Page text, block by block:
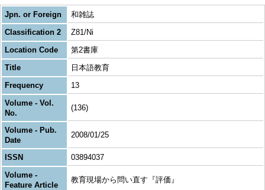
Jpn. or Foreign
和雑誌
Classification 2
Z81/Ni
Location Code
第2書庫
Title
日本語教育
Frequency
13
Volume - Vol.
No.
(136)
Volume - Pub.
Date
2008/01/25
ISSN
03894037
Volume -
Feature Article
教育現場から問い直す『評価』